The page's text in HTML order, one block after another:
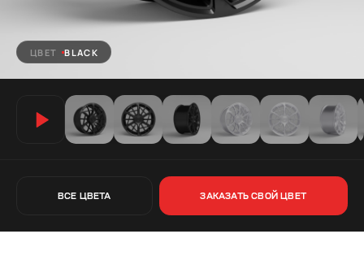
ВСЕ ЦВЕТА ЗАКАЗАТЬ СВОЙ ЦВЕТ
ЦВЕТ BLACK